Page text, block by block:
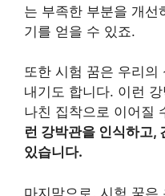
는 부족한 부분을 개선
기를 얻을 수 있죠.
또한 시험 꿈은 우리의
내기도 합니다. 이런
나친 집착으로 이어질
런 강박관을 인식하고,
있습니다.
마지막으로, 시험 꿈은